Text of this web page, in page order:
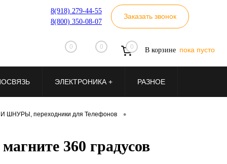
8(918) 279-44-55
8(800) 350-08-07
Заказать звонок
0 0 0 В корзине пока пусто
ЭЛЕКТРОНИКА + РАЗНОЕ
ШНУРЫ, переходники для Телефонов •
360 градусов